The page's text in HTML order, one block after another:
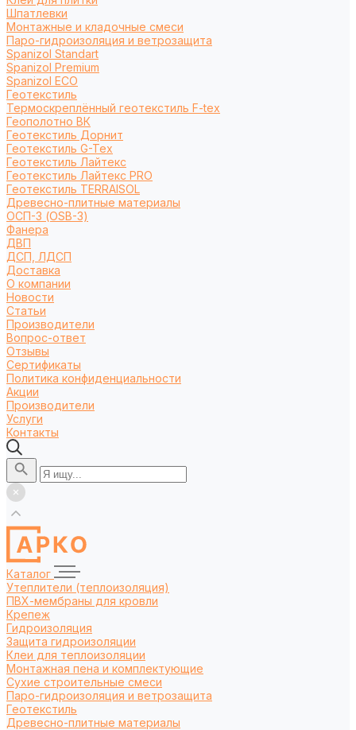
Шпатлевки
Монтажные и кладочные смеси
Паро-гидроизоляция и ветрозащита
Spanizol Standart
Spanizol Premium
Spanizol ECO
Геотекстиль
Термоскреплённый геотекстиль F-tex
Геополотно ВК
Геотекстиль Дорнит
Геотекстиль G-Tex
Геотекстиль Лайтекс
Геотекстиль Лайтекс PRO
Геотекстиль TERRAISOL
Древесно-плитные материалы
ОСП-3 (OSB-3)
Фанера
ДВП
ДСП, ЛДСП
Доставка
О компании
Новости
Статьи
Производители
Вопрос-ответ
Отзывы
Сертификаты
Политика конфиденциальности
Акции
Производители
Услуги
Контакты
Каталог
Утеплители (теплоизоляция)
ПВХ-мембраны для кровли
Крепеж
Гидроизоляция
Защита гидроизоляции
Клеи для теплоизоляции
Монтажная пена и комплектующие
Сухие строительные смеси
Паро-гидроизоляция и ветрозащита
Геотекстиль
Древесно-плитные материалы